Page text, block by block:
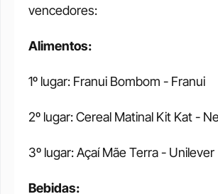
vencedores:
Alimentos:
1º lugar: Franui Bombom - Franui
2º lugar: Cereal Matinal Kit Kat -
3º lugar: Açaí Mãe Terra - Unilever
Bebidas: